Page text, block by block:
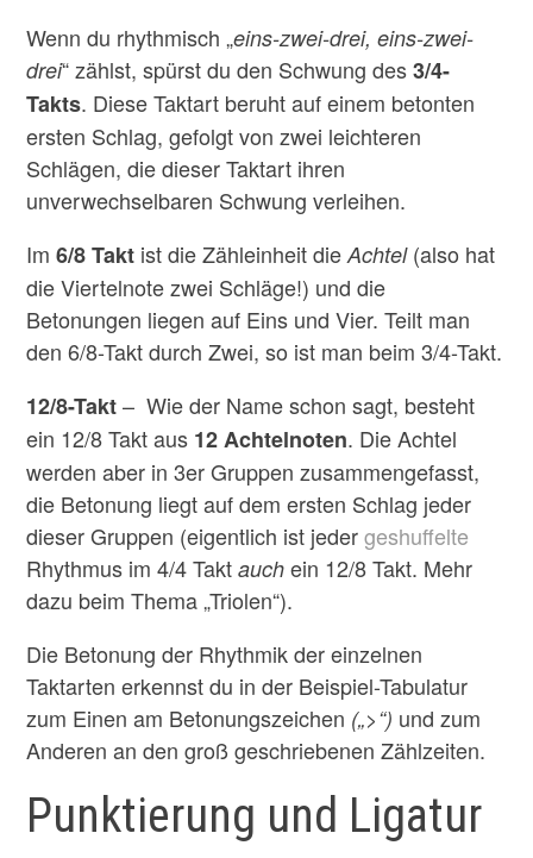
Wenn du rhythmisch „eins-zwei-drei, eins-zwei-
drei“ zählst, spürst du den Schwung des3/4-
Takts. Diese Taktart beruht auf einem betonten
ersten Schlag, gefolgt von zwei leichteren
Schlägen, die dieser Taktart ihren
unverwechselbaren Schwung verleihen.
Im6/8 Takt ist die Zähleinheit dieAchtel (also hat
die Viertelnote zwei Schläge!) und die
Betonungen liegen auf Eins und Vier. Teilt man
den 6/8-Takt durch Zwei, so ist man beim 3/4-Takt.
12/8-Takt– Wie der Name schon sagt, besteht
ein 12/8 Takt aus 12 Achtelnoten. Die Achtel
werden aber in 3er Gruppen zusammengefasst,
die Betonung liegt auf dem ersten Schlag jeder
dieser Gruppen (eigentlich ist jedergeshuffelte
Rhythmus im 4/4 Taktauch ein 12/8 Takt. Mehr
dazu beim Thema „Triolen“).
Die Betonung der Rhythmik der einzelnen
Taktarten erkennst du in der Beispiel-Tabulatur
zum Einen am Betonungszeichen („>“) und zum
Anderen an den groß geschriebenen Zählzeiten.
Punktierung und Ligatur